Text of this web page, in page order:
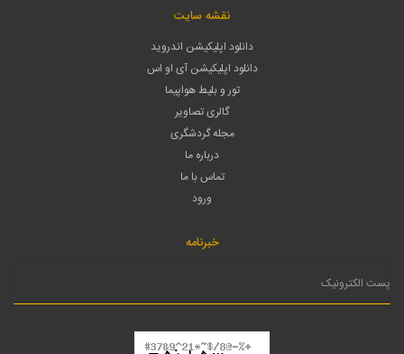
نقشه سایت
دانلود اپلیکیشن اندروید
دانلود اپلیکیشن آی او اس
تور و بلیط هواپیما
گالری تصاویر
مجله گردشگری
درباره ما
تماس با ما
ورود
خبرنامه